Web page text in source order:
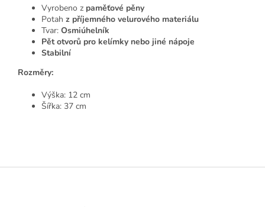
Vyrobeno z paměťové pěny
Potah z příjemného velurového materiálu
Tvar: Osmiúhelník
Pět otvorů pro kelímky nebo jiné nápoje
Stabilní
Rozměry:
Výška: 12 cm
Šířka: 37 cm
Z